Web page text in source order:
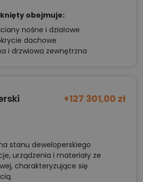
obejmuje:
nośne i działowe
dachowe
i drzwiowa zewnętrzna
+127 301,00 zł
stanu deweloperskiego
urządzenia i materiały ze
charakteryzujące się